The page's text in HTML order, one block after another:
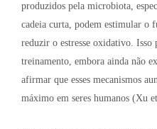
produzidos pela microbiota,
cadeia curta, podem estimular o
reduzir o estresse oxidativo. Isso
treinamento, embora ainda não
afirmar que esses mecanismos
máximo em seres humanos (Xu